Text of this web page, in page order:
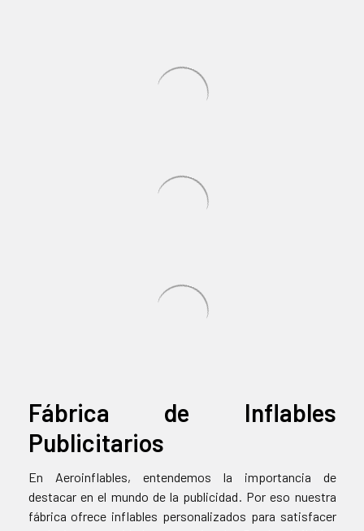
Fábrica de Inflables
Publicitarios
En Aeroinflables, entendemos la importancia de
destacar en el mundo de la publicidad. Por eso nuestra
fábrica ofrece inflables personalizados para satisfacer